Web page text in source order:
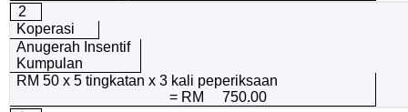
2
Koperasi
Anugerah Insentif
Kumpulan
RM 50 x 5 tingkatan x 3 kali peperiksaan
= RM 750.00